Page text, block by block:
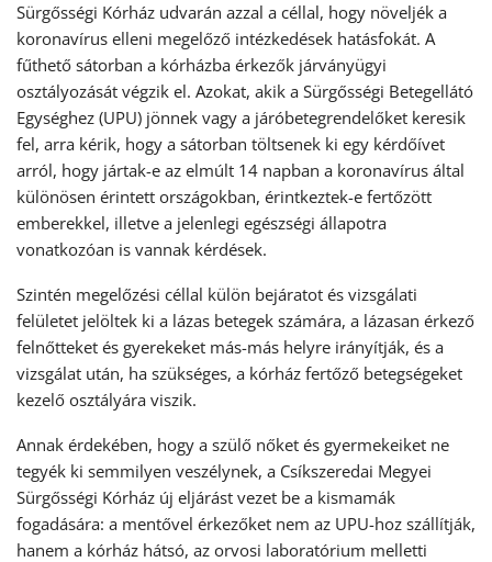
Sürgősségi Kórház udvarán azzal a céllal, hogy növeljék a
koronavírus elleni megelőző intézkedések hatásfokát. A
fűthető sátorban a kórházba érkezők járványügyi
osztályozását végzik el. Azokat, akik a Sürgősségi Betegellátó
Egységhez (UPU) jönnek vagy a járóbetegrendelőket keresik
fel, arra kérik, hogy a sátorban töltsenek ki egy kérdőívet
arról, hogy jártak-e az elmúlt 14 napban a koronavírus által
különösen érintett országokban, érintkeztek-e fertőzött
emberekkel, illetve a jelenlegi egészségi állapotra
vonatkozóan is vannak kérdések.
Szintén megelőzési céllal külön bejáratot és vizsgálati
felületet jelöltek ki a lázas betegek számára, a lázasan érkező
felnőtteket és gyerekeket más-más helyre irányítják, és a
vizsgálat után, ha szükséges, a kórház fertőző betegségeket
kezelő osztályára viszik.
Annak érdekében, hogy a szülő nőket és gyermekeiket ne
tegyék ki semmilyen veszélynek, a Csíkszeredai Megyei
Sürgősségi Kórház új eljárást vezet be a kismamák
fogadására: a mentővel érkezőket nem az UPU-hoz szállítják,
hanem a kórház hátsó, az orvosi laboratórium melletti